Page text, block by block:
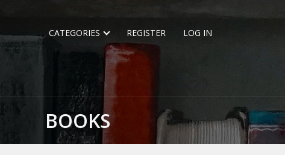
CATEGORIES REGISTER LOG IN
BOOKS